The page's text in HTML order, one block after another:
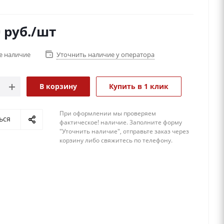
юбилее или Дне рождения? Глобус-бар – это
искусства, которое подчеркнёт ваш
руб./шт
наличие Уточнить наличие у оператора
В корзину Купить в 1 клик
При оформлении мы проверяем
фактическое! наличие. 3аполните форму
"Уточнить наличие", отправьте заказ через
корзину либо свяжитесь по телефону.